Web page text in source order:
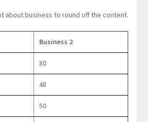
about business to round off the content.
Business 2
80
48
50